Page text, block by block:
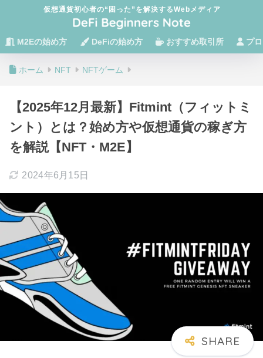
仮想通貨初心者の“困った”を解決するWebメディア
M2Eの始め方 DeFiの始め方 おすすめ取引所 プ
ホーム NFT NFTゲーム
【2025年12月最新】Fitmint（フィットミ
ント）とは？始め方や仮想通貨の稼ぎ方
を解説【NFT・M2E】
2024年6月15日